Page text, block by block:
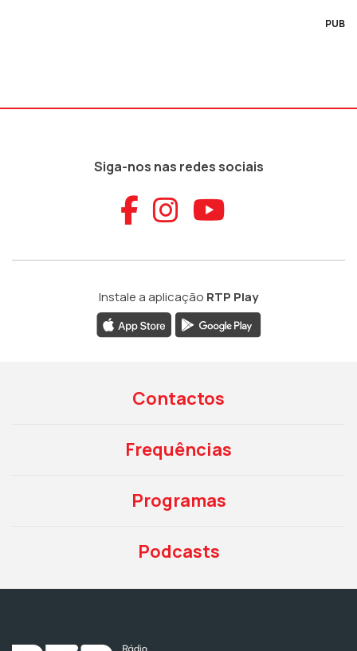
PUB
Siga-nos nas redes sociais
Aceder ao
Aceder ao
Aceder
Instale a aplicação RTP Play
Contactos
Frequências
Programas
Podcasts